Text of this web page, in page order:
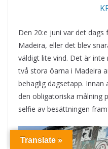
Den 20:e juni var det
Madeira, eller det blev
väldigt lite vind. Det är
två stora öarna i Madeira
behaglig dagsetapp.
den obligatoriska målning
selfie av besättningen
Translate »